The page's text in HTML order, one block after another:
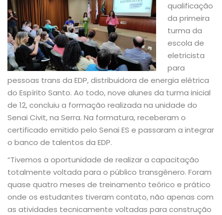
qualificação
da primeira
turma da
escola de
eletricista
para
pessoas trans da EDP, distribuidora de energia elétrica
do Espírito Santo. Ao todo, nove alunes da turma inicial
de 12, concluiu a formação realizada na unidade do
Senai Civit, na Serra. Na formatura, receberam o
certificado emitido pelo Senai ES e passaram a integrar
o banco de talentos da EDP.
“Tivemos a oportunidade de realizar a capacitação
totalmente voltada para o público transgênero. Foram
quase quatro meses de treinamento teórico e prático
onde os estudantes tiveram contato, não apenas com
as atividades tecnicamente voltadas para construção